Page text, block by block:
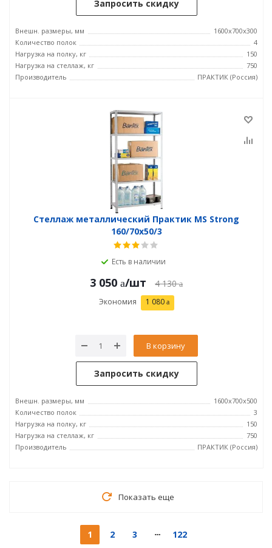
Запросить скидку
Внешн. размеры, мм
1600x700x300
Количество полок
4
Нагрузка на полку, кг
150
Нагрузка на стеллаж, кг
750
Производитель
ПРАКТИК (Россия)
Стеллаж металлический Практик MS Strong
160/70x50/3
Есть в наличии
3 050 /шт 4 130
Экономия 1 080
В корзину
Запросить скидку
Внешн. размеры, мм
1600x700x500
Количество полок
3
Нагрузка на полку, кг
150
Нагрузка на стеллаж, кг
750
Производитель
ПРАКТИК (Россия)
Показать еще
1 2 3 122